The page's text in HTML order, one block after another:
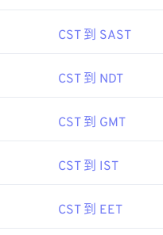
CST 到 SAST
CST 到 NDT
CST 到 GMT
CST 到 IST
CST 到 EET